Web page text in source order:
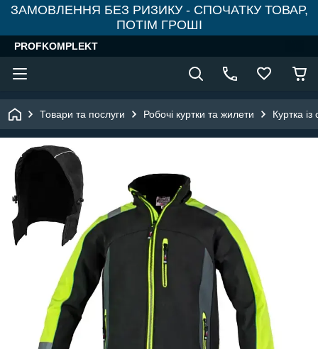
ЗАМОВЛЕННЯ БЕЗ РИЗИКУ - СПОЧАТКУ ТОВАР,
ПОТІМ ГРОШІ
PROFKOMPLEKT
Товари та послуги Робочі куртки та жилети Куртка